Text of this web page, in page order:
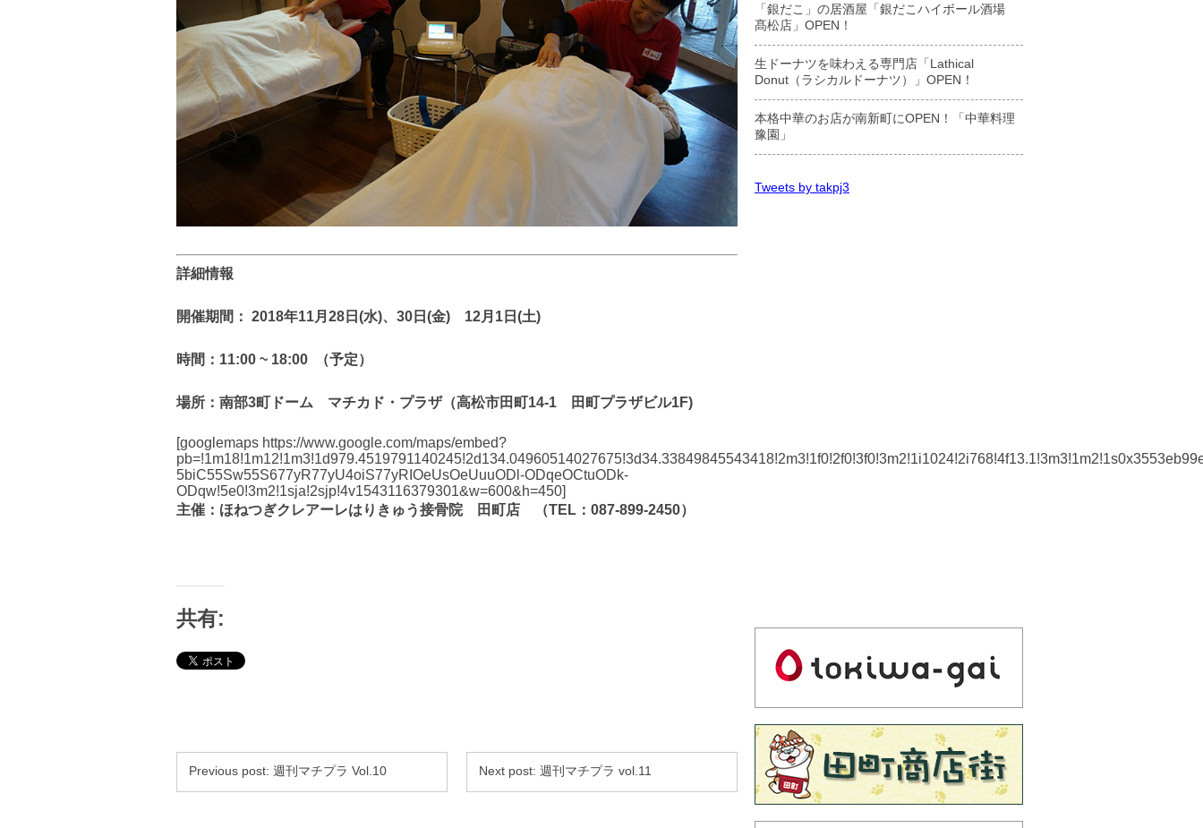
詳細情報
開催期間： 2018年11月28日(水)、30日(金) 12月1日(土)
時間：11:00 ~ 18:00 （予定）
場所：南部3町ドーム マチカド・プラザ（高松市田町14-1 田町プラザビル1F)
[googlemaps https://www.google.com/maps/embed?
5biC55Sw55S677yR77yU4oiS77yRIOeUsOeUuuODl-ODqeOCtuODk-
ODqw!5e0!3m2!1sja!2sjp!4v1543116379301&w=600&h=450]
主催：ほねつぎクレアーレはりきゅう接骨院 田町店 （TEL ：087-899-2450）
共有:
Previous post: 週刊マチプラ Vol.10 Next post: 週刊マチプラ vol.11
「銀だこ」の居酒屋「銀だこハイボール酒場
髙松店」OPEN！
生ドーナツを味わえる専門店「Lathical
Donut（ラシカルドーナツ）」OPEN！
本格中華のお店が南新町にOPEN！「中華料理
豫園」
Tweets by takpj3